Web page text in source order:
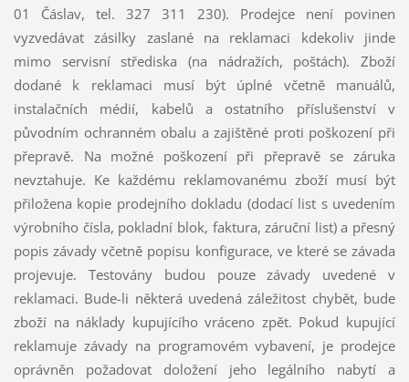
01 Čáslav, tel. 327 311 230). Prodejce není povinen
vyzvedávat zásilky zaslané na reklamaci kdekoliv jinde
mimo servisní střediska (na nádražích, poštách). Zboží
dodané k reklamaci musí být úplné včetně manuálů,
instalačních médií, kabelů a ostatního příslušenství v
původním ochranném obalu a zajištěné proti poškození při
přepravě. Na možné poškození při přepravě se záruka
nevztahuje. Ke každému reklamovanému zboží musí být
přiložena kopie prodejního dokladu (dodací list s uvedením
výrobního čísla, pokladní blok, faktura, záruční list) a přesný
popis závady včetně popisu konfigurace, ve které se závada
projevuje. Testovány budou pouze závady uvedené v
reklamaci. Bude-li některá uvedená záležitost chybět, bude
zboží na náklady kupujícího vráceno zpět. Pokud kupující
reklamuje závady na programovém vybavení, je prodejce
oprávněn požadovat doložení jeho legálního nabytí a